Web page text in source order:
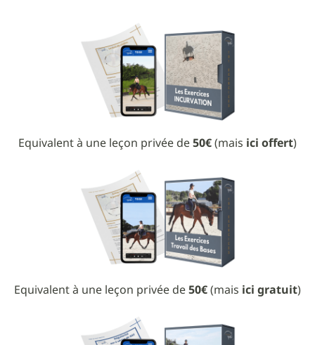
Equivalent à une leçon privée de50€(mais ici offert)
Equivalent à une leçon privée de50€(mais ici gratuit)